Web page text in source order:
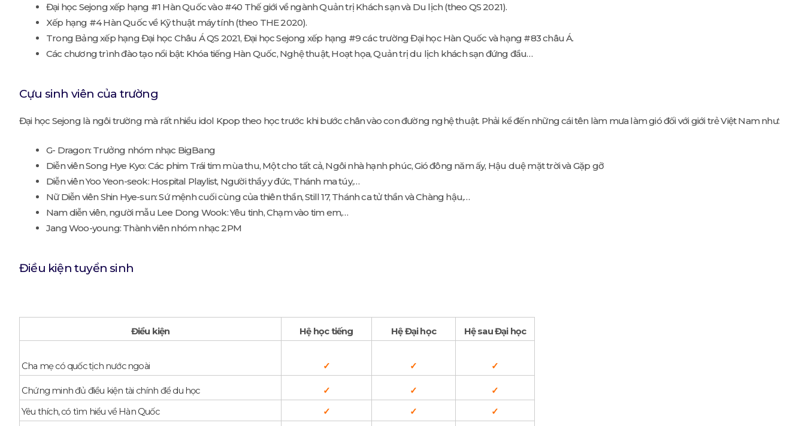
Đại học Sejong xếp hạng #1 Hàn Quốc vào #40 Thế giới về ngành Quản trị Khách sạn và Du lịch (theo QS 2021).
Xếp hạng #4 Hàn Quốc về Kỹ thuật máy tính (theo THE 2020).
Trong Bảng xếp hạng Đại học Châu Á QS 2021, Đại học Sejong xếp hạng #9 các trường Đại học Hàn Quốc và hạng #83 châu Á.
Các chương trình đào tạo nổi bật: Khóa tiếng Hàn Quốc, Nghệ thuật, Hoạt họa, Quản trị du lịch khách sạn đứng đầu…
Cựu sinh viên của trường
Đại học Sejong là ngôi trường mà rất nhiều idol Kpop theo học trước khi bước chân vào con đường nghệ thuật. Phải kể đến những cái tên làm mưa làm gió đối với giới trẻ Việt Nam như:
G- Dragon: Trưởng nhóm nhạc BigBang
Diễn viên Song Hye Kyo: Các phim Trái tim mùa thu, Một cho tất cả, Ngôi nhà hạnh phúc, Gió đông năm ấy, Hậu duệ mặt trời và Gặp gỡ
Diễn viên Yoo Yeon-seok: Hospital Playlist, Người thầy y đức, Thánh ma túy,…
Nữ Diễn viên Shin Hye-sun: Sứ mệnh cuối cùng của thiên thần, Still 17, Thánh ca tử thần và Chàng hậu,…
Nam diễn viên, người mẫu Lee Dong Wook: Yêu tinh, Chạm vào tim em,…
Jang Woo-young: Thành viên nhóm nhạc 2PM
Điều kiện tuyển sinh
Điều kiện Hệ học tiếng Hệ Đại học Hệ sau Đại học
Cha mẹ có quốc tịch nước ngoài ✓ ✓ ✓
Chứng minh đủ điều kiện tài chính để du học ✓ ✓
✓
Yêu thích, có tìm hiểu về Hàn Quốc
✓ ✓
✓